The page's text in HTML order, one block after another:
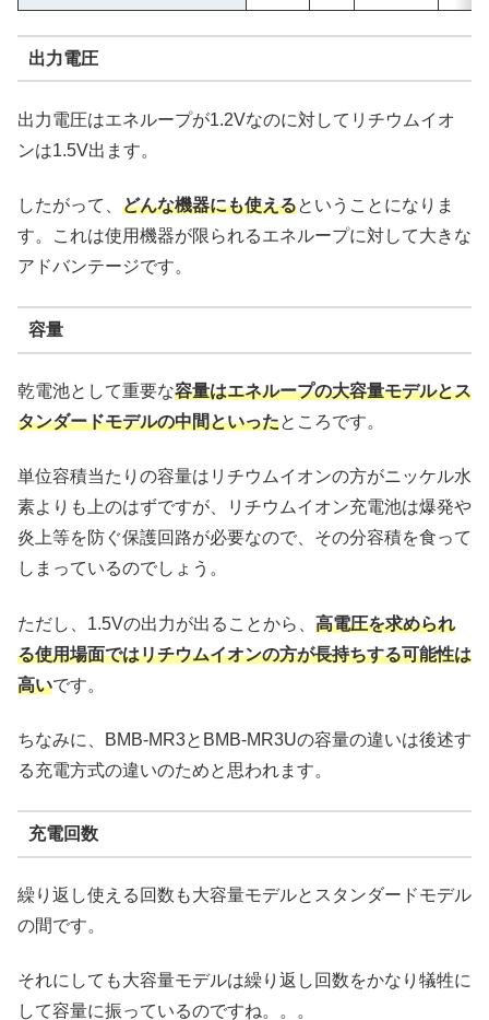
出力電圧
出力電圧はエネループが1.2Vなのに対してリチウムイオ
ンは1.5V出ます。
したがって、 どんな機器にも使えるということになりま
す。これは使用機器が限られるエネループに対して大きな
アドバンテージです。
容量
乾電池として重要な容量はエネループの大容量モデルとス
タンダードモデルの中間といったところです。
単位容積当たりの容量はリチウムイオンの方がニッケル水
素よりも上のはずですが、リチウムイオン充電池は爆発や
炎上等を防ぐ保護回路が必要なので、その分容積を食って
しまっているのでしょう。
ただし、1.5Vの出力が出ることから、 高電圧を求められ
る使用場面ではリチウムイオンの方が長持ちする可能性は
高いです。
ちなみに、BMB-MR3とBMB-MR3Uの容量の違いは後述す
る充電方式の違いのためと思われます。
充電回数
繰り返し使える回数も大容量モデルとスタンダードモデル
の間です。
それにしても大容量モデルは繰り返し回数をかなり犠牲に
して容量に振っているのですね。。。